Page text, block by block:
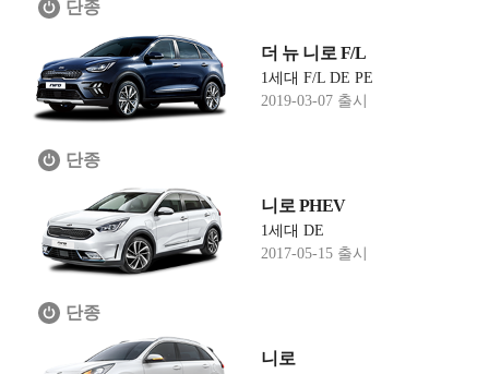
단종
더 뉴 니로 F/L
1세대 F/L DE PE
2019-03-07 출시
단종
니로 PHEV
1세대 DE
2017-05-15 출시
단종
니로